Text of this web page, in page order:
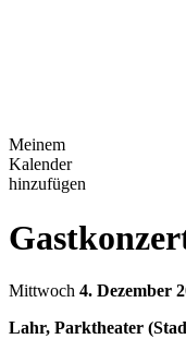
Meinem
Kalender
hinzufügen
Mittwoch 4. Dezember
Lahr, Parktheater